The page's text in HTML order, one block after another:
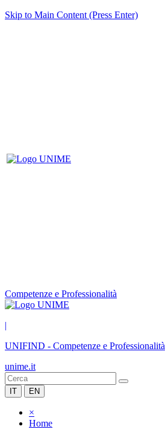
Skip to Main Content (Press Enter)
Competenze e Professionalità
|
UNIFIND - Competenze e Professionalità
unime.it
IT EN
×
Home